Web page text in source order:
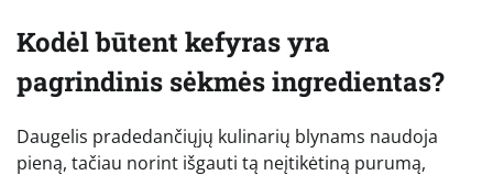
Kodėl būtent kefyras yra
pagrindinis sėkmės ingredientas?
Daugelis pradedančiųjų kulinarių blynams naudoja
pieną, tačiau norint išgauti tą neįtikėtiną purumą,